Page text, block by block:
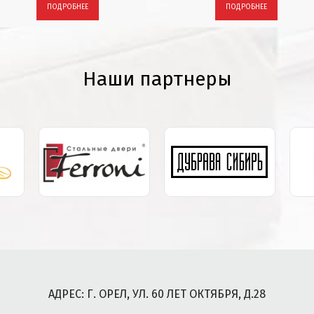
ПОДРОБНЕЕ ПОДРОБНЕЕ
Наши партнеры
АДРЕС: Г. ОРЕЛ, УЛ. 60 ЛЕТ ОКТЯБРЯ, Д.28